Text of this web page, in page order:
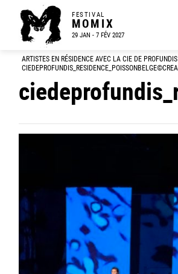
FESTIVAL
MOMIX
29 JAN - 7 FÉV 2027
ARTISTES EN RÉSIDENCE AVEC LA CIE DE PROFUNDIS